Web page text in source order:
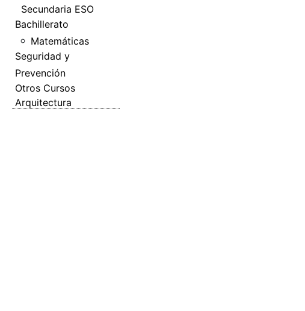
Secundaria ESO
Bachillerato
Matemáticas
Seguridad y
Prevención
Otros Cursos
Arquitectura